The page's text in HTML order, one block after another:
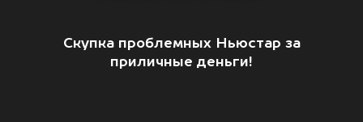
Скупка проблемных Ньюстар за
приличные деньги!